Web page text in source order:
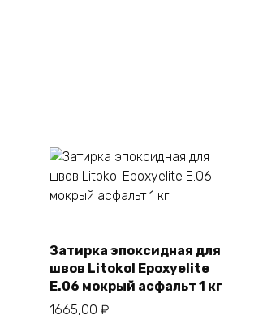
В корзину
Затирка эпоксидная для
швов Litokol Epoxyelite
E.06 мокрый асфальт 1 кг
1665,00 ₽